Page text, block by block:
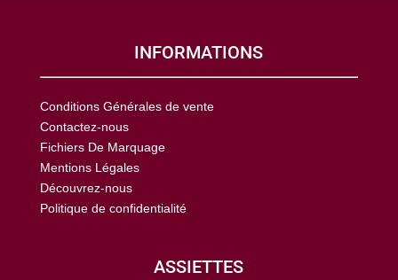
INFORMATIONS
Conditions Générales de vente
Contactez-nous
Fichiers De Marquage
Mentions Légales
Découvrez-nous
Politique de confidentialité
ASSIETTES